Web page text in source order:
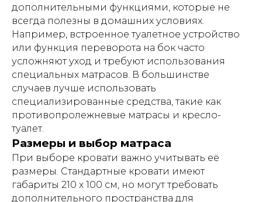
дополнительными функциями, которые не
всегда полезны в домашних условиях.
Например, встроенное туалетное устройство
или функция переворота на бок часто
усложняют уход и требуют использования
специальных матрасов. В большинстве
случаев лучше использовать
специализированные средства, такие как
противопролежневые матрасы и кресло-
туалет.
Размеры и выбор матраса
При выборе кровати важно учитывать её
размеры. Стандартные кровати имеют
габариты 210 х 100 см, но могут требовать
дополнительного пространства для